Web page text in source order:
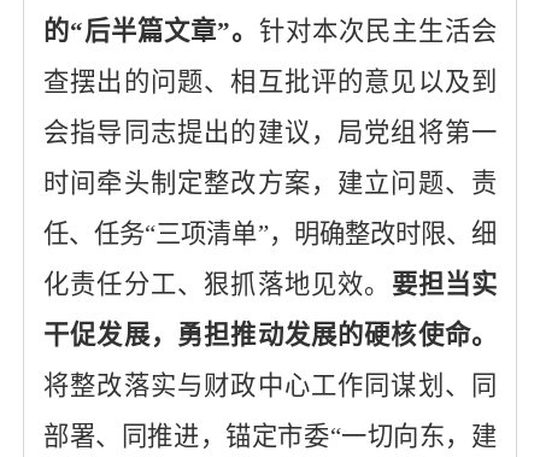
的“后半篇文章”。 针对本次民主生活会
查摆出的问题、相互批评的意见以及到
会指导同志提出的建议，局党组将第一
时间牵头制定整改方案，建立问题、责
任、任务“三项清单”，明确整改时限、细
化责任分工、狠抓落地见效。 要担当实
干促发展，勇担推动发展的硬核使命。
将整改落实与财政中心工作同谋划、同
部署、同推进， 锚定市委“一切向东，建